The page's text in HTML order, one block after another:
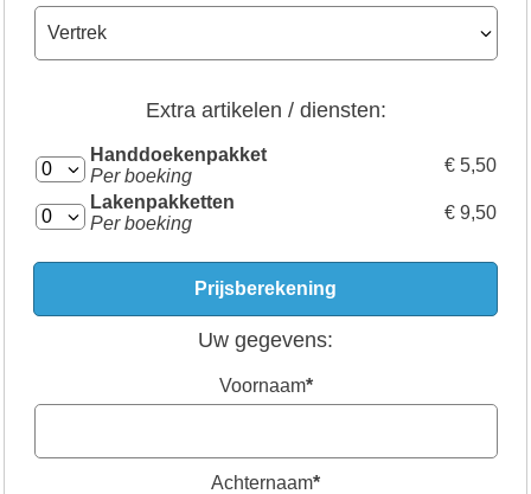
Extra artikelen / diensten:
Handdoekenpakket
Per boeking
€ 5,50
Lakenpakketten
Per boeking
€ 9,50
Uw gegevens:
Voornaam*
Achternaam*